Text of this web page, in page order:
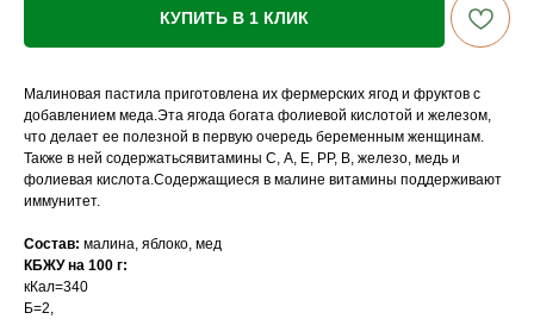
КУПИТЬ В 1 КЛИК
Малиновая пастила приготовлена их фермерских ягод и фруктов с
добавлением меда.Эта ягода богата фолиевой кислотой и железом,
что делает ее полезной в первую очередь беременным женщинам.
Также в ней содержатьсявитамины С, А, Е, РР, В, железо, медь и
фолиевая кислота.Содержащиеся в малине витамины поддерживают
иммунитет.
Состав: малина, яблоко, мед
КБЖУ на 100 г:
кКал=340
Б=2,